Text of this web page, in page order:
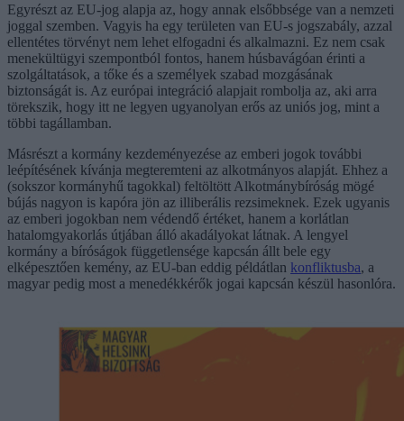
Egyrészt az EU-jog alapja az, hogy annak elsőbbsége van a nemzeti
joggal szemben. Vagyis ha egy területen van EU-s jogszabály, azzal
ellentétes törvényt nem lehet elfogadni és alkalmazni. Ez nem csak
menekültügyi szempontból fontos, hanem húsbavágóan érinti a
szolgáltatások, a tőke és a személyek szabad mozgásának
biztonságát is. Az európai integráció alapjait rombolja az, aki arra
törekszik, hogy itt ne legyen ugyanolyan erős az uniós jog, mint a
többi tagállamban.
Másrészt a kormány kezdeményezése az emberi jogok további
leépítésének kívánja megteremteni az alkotmányos alapját. Ehhez a
(sokszor kormányhű tagokkal) feltöltött Alkotmánybíróság mögé
bújás nagyon is kapóra jön az illiberális rezsimeknek. Ezek ugyanis
az emberi jogokban nem védendő értéket, hanem a korlátlan
hatalomgyakorlás útjában álló akadályokat látnak. A lengyel
kormány a bíróságok függetlensége kapcsán állt bele egy
elképesztően kemény, az EU-ban eddig példátlan konfliktusba, a
magyar pedig most a menedékkérők jogai kapcsán készül hasonlóra.